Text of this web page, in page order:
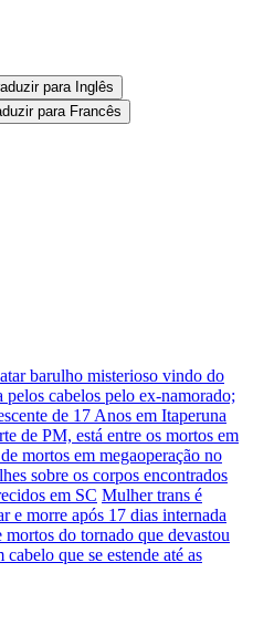
barulho misterioso vindo do
pelos cabelos pelo ex-namorado;
de 17 Anos em Itaperuna
de PM, está entre os mortos em
mortos em megaoperação no
sobre os corpos encontrados
em SC Mulher trans é
e morre após 17 dias internada
mortos do tornado que devastou
cabelo que se estende até as